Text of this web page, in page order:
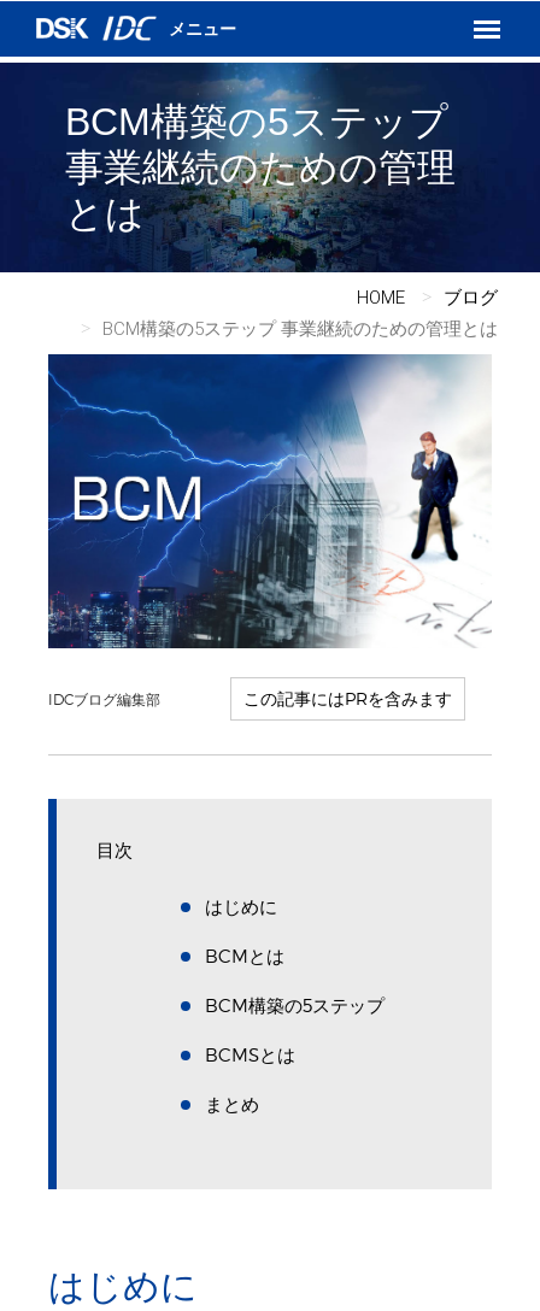
インターネットVPN
運用保守サービス
BCM構築の5ステップ
事業継続のための管理
とは
HOME
ブログ
BCM構築の5ステップ 事業継続のための管理とは
IDCブログ編集部
目次
はじめに
BCMとは
BCM構築の5ステップ
BCMSとは
まとめ
はじめに